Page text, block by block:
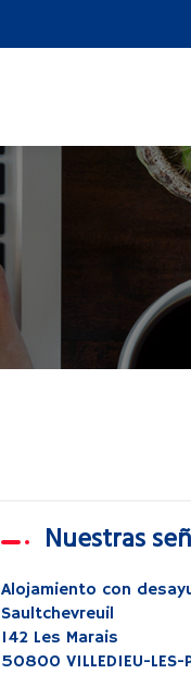
Reservas en linea
Nuestras
Alojamiento con
Saultchevreuil
142 Les Marais
50800 VILLEDIEU-LES-